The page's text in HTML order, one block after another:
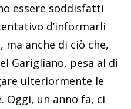
essere soddisfatti
d’informarli
ma anche di ciò che,
Garigliano, pesa al di
ulteriormente le
Oggi, un anno fa, ci